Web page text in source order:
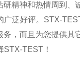
精神和热情周到、
泛好评。STX-
，而且为您提供其
TEST！